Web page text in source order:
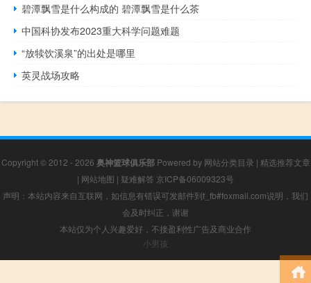
碧潭飘雪是什么构成的 碧潭飘雪是什么茶
中国科协发布2023重大科学问题难题
“放犊饮溪泉”的出处是哪里
英灵战场攻略
Copyright © 2012 - 2026 奥神篮球俱乐部Powered by 网站分类目录 | 精选推荐文章
| 网站地图 | 疑难解答 京ICP备06009323号
声明：本站内容来自互联网，如信息有错误可发邮件到f_fb#foxmail.com说明，我们
会及时纠正，谢谢
本站仅为个人兴趣爱好，不接盈利性广告及商业合作
小男孩